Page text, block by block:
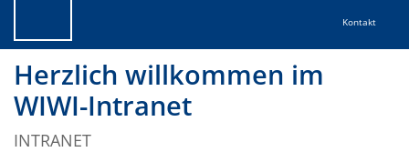
Kontakt
Herzlich willkommen im
WIWI-Intranet
INTRANET